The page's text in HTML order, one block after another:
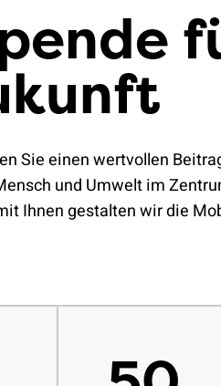
Sie einen wertvollen
und Umwelt im
Ihnen gestalten wir die